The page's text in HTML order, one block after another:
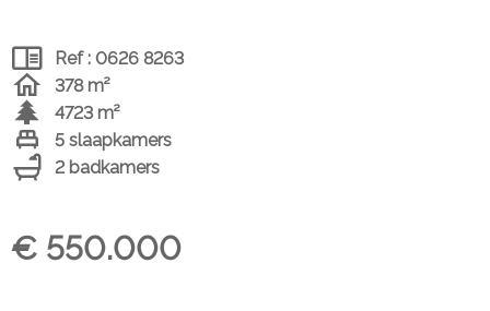
Ref : 0626 8263
378 m²
4723 m²
5 slaapkamers
2 badkamers
€ 550.000